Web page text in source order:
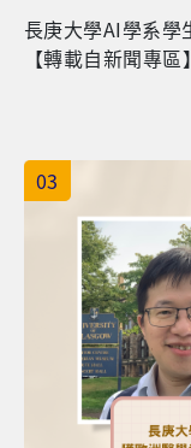
長庚大學AI學系學
【轉載自新聞專區】
03